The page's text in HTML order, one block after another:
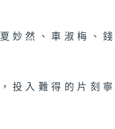
妙然、車淑梅、
投入難得的片刻